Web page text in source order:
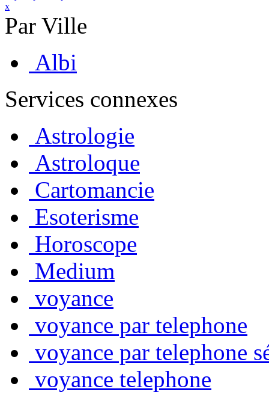
x
Par Ville
Albi
Services connexes
Astrologie
Astroloque
Cartomancie
Esoterisme
Horoscope
Medium
voyance
voyance par telephone
voyance par telephone
voyance telephone